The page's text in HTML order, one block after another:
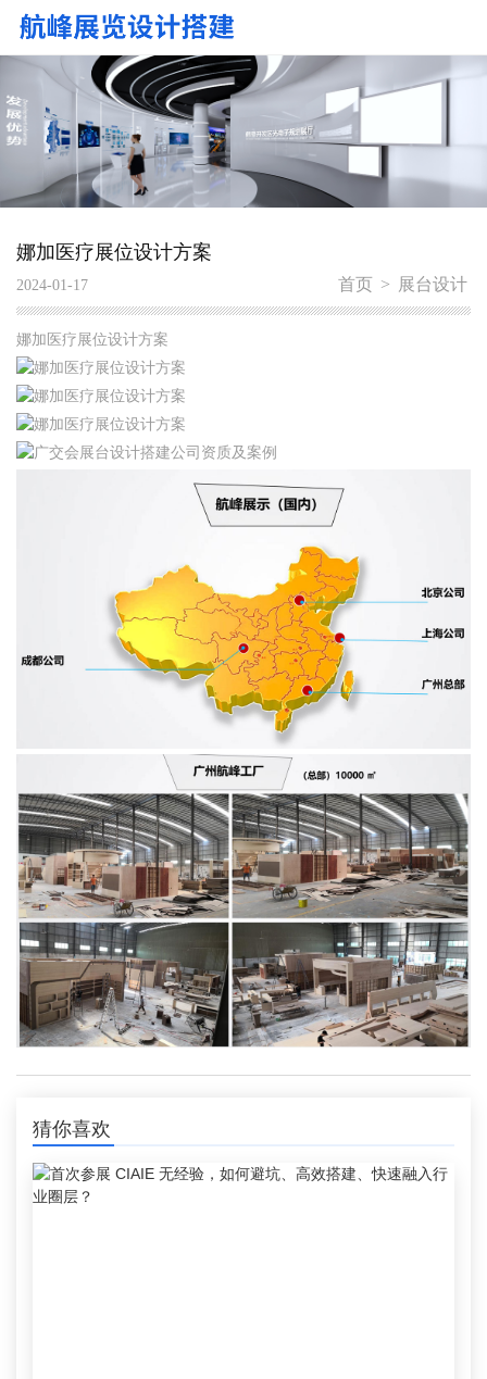
娜加医疗展位设计方案
2024-01-17 首页 > 展台设计
娜加医疗展位设计方案
猜你喜欢